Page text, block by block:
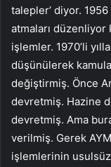
talepler’ diyor. 1956
atmaları düzenliyor
işlemler. 1970’li
düşünülerek
değiştirmiş. Önce
devretmiş. Hazine
devretmiş. Ama
verilmiş. Gerek
işlemlerinin